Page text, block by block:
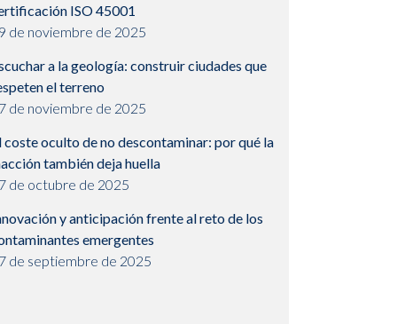
ISO 45001
de noviembre de 2025
a la geología: construir ciudades que
el terreno
de noviembre de 2025
coste oculto de no descontaminar: por qué la
también deja huella
de octubre de 2025
y anticipación frente al reto de los
emergentes
de septiembre de 2025